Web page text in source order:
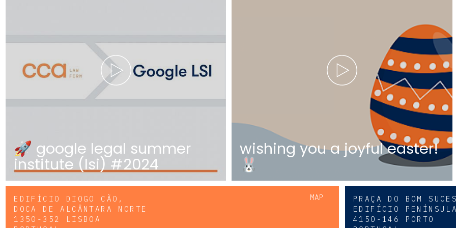
🚀 google legal summer
institute (lsi) #2024
wishing you a joyful easter!
🐰
MAP
EDIFÍCIO DIOGO CÃO,
DOCA DE ALCÂNTARA NORTE
1350-352 LISBOA
PRAÇA DO BOM
EDIFÍCIO
4150-146 PORTO